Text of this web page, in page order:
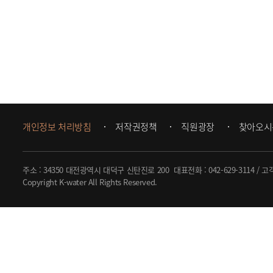
개인정보 처리방침 저작권정책 직원광장 찾아오
주소 : 34350 대전광역시 대덕구 신탄진로 200 대표전화 :042-629-3114/ 고
Copyright K-water All Rights Reserved.